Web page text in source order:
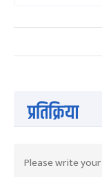
प्रतिक्रिया